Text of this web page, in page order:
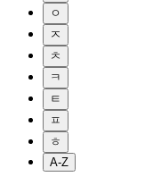
ㅇ
ㅈ
ㅊ
ㅋ
ㅌ
ㅍ
ㅎ
A-Z